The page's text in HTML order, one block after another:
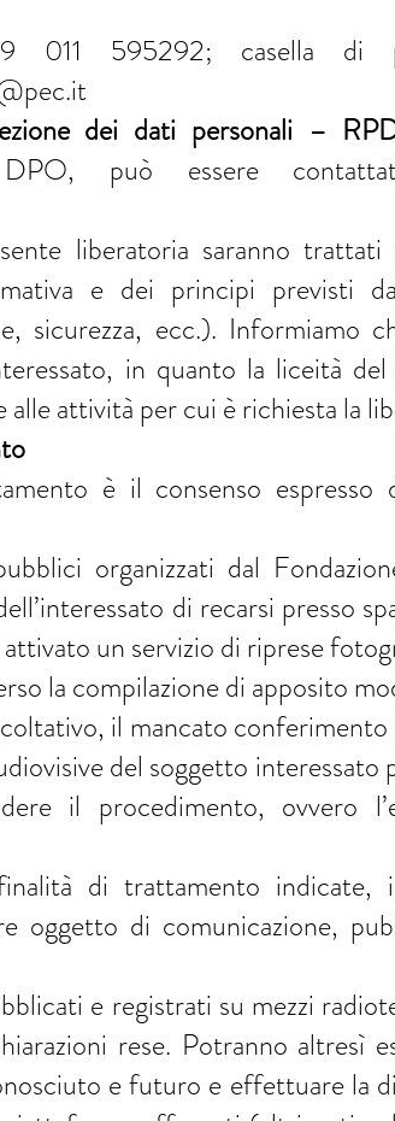
011 595292; casella di
dei dati personali –
può essere
liberatoria saranno
e dei principi previsti
sicurezza, ecc.).
in quanto la liceità
attività per cui è richiesta la
è il consenso espresso
organizzati dal
di recarsi presso
un servizio di riprese
la compilazione di apposito
il mancato
del soggetto
il procedimento, ovvero
di trattamento indicate,
oggetto di comunicazione,
e registrati su mezzi
rese. Potranno altresì
e futuro e effettuare la